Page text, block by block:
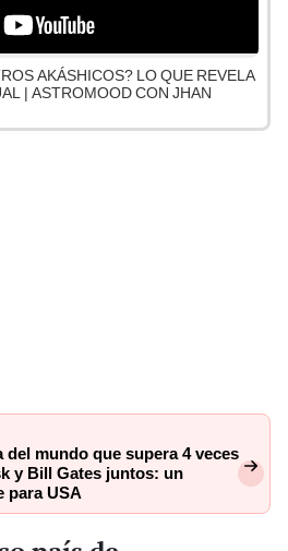
AKÁSHICOS? LO QUE REVELA
| ASTROMOOD CON JHAN
del mundo que supera 4 veces
y Bill Gates juntos: un
para USA